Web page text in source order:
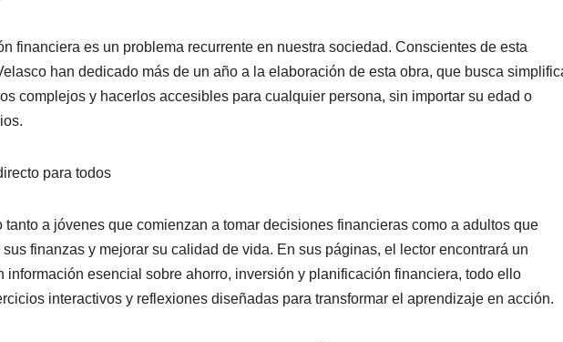
financiera es un problema recurrente en nuestra sociedad. Conscientes de esta
han dedicado más de un año a la elaboración de esta obra, que busca simp
complejos y hacerlos accesibles para cualquier persona, sin importar su edad o
para todos
tanto a jóvenes que comienzan a tomar decisiones financieras como a adultos que
finanzas y mejorar su calidad de vida. En sus páginas, el lector encontrará un
información esencial sobre ahorro, inversión y planificación financiera, todo ello
interactivos y reflexiones diseñadas para transformar el aprendizaje en acción.